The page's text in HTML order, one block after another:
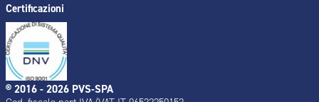
Certificazioni
® 2016 - 2026 PVS-SPA